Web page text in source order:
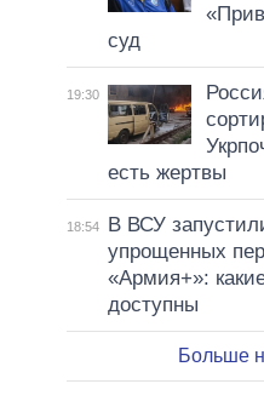
суд
19:30
есть жертвы
18:54
В ВСУ
упрощенных
«Армия+»:
доступны
Больше